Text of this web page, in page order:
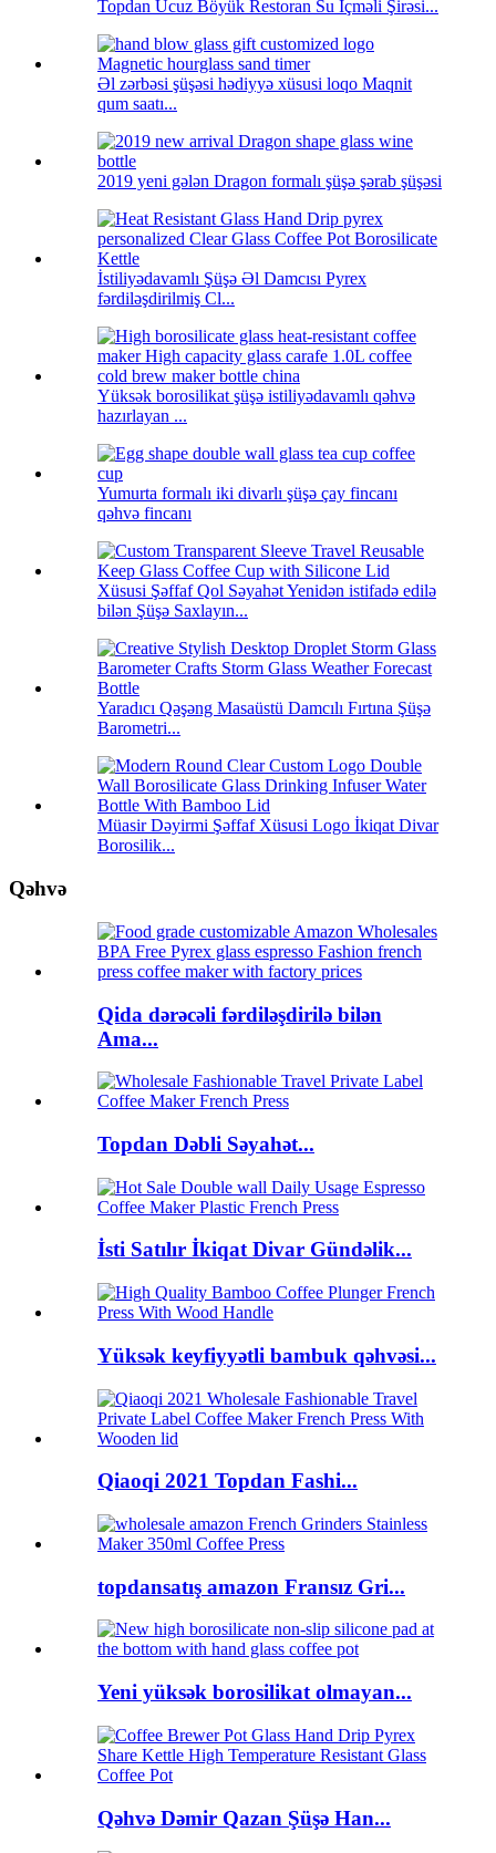
Topdan Ucuz Böyük Restoran Su İçməli Şirəsi...
Əl zərbəsi şüşəsi hədiyyə xüsusi loqo Maqnit
qum saatı...
2019 yeni gələn Dragon formalı şüşə şərab şüşəsi
İstiliyədavamlı Şüşə Əl Damcısı Pyrex
fərdiləşdirilmiş Cl...
Yüksək borosilikat şüşə istiliyədavamlı qəhvə
hazırlayan ...
Yumurta formalı iki divarlı şüşə çay fincanı
qəhvə fincanı
Xüsusi Şəffaf Qol Səyahət Yenidən istifadə edilə
bilən Şüşə Saxlayın...
Yaradıcı Qəşəng Masaüstü Damcılı Fırtına Şüşə
Barometri...
Müasir Dəyirmi Şəffaf Xüsusi Logo İkiqat Divar
Borosilik...
Qəhvə
Qida dərəcəli fərdiləşdirilə bilən
Ama...
Topdan Dəbli Səyahət...
İsti Satılır İkiqat Divar Gündəlik...
Yüksək keyfiyyətli bambuk qəhvəsi...
Qiaoqi 2021 Topdan Fashi...
topdansatış amazon Fransız Gri...
Yeni yüksək borosilikat olmayan...
Qəhvə Dəmir Qazan Şüşə Han...